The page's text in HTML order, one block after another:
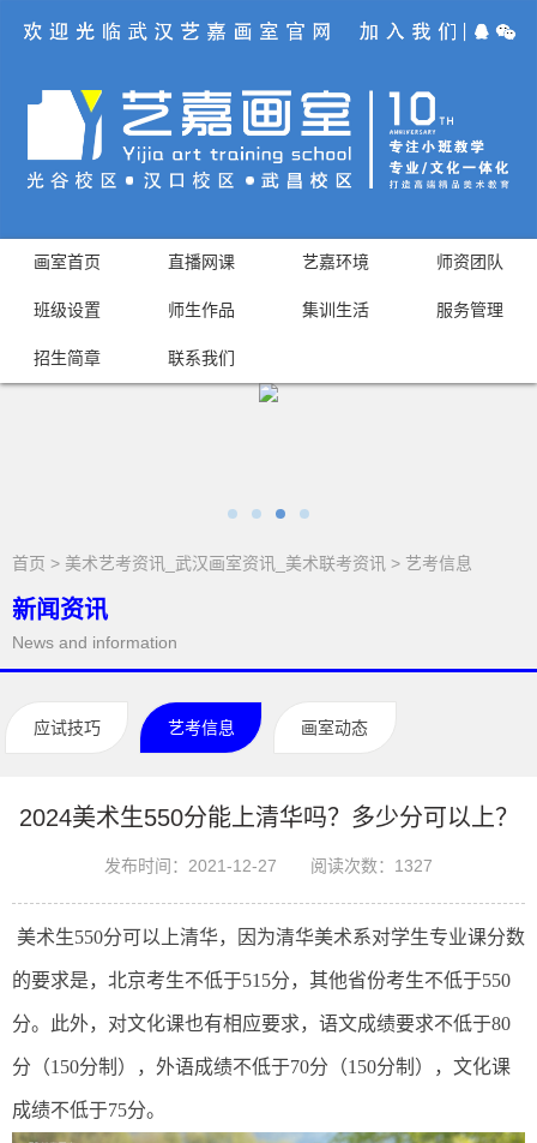
画室首页 直播网课 艺嘉环境 师资团队
班级设置 师生作品 集训生活 服务管理
招生简章 联系我们
首页 > 美术艺考资讯_武汉画室资讯_美术联考资讯 > 艺考信息
新闻资讯
News and information
应试技巧 艺考信息 画室动态
2024美术生550分能上清华吗？多少分可以上？
发布时间：2021-12-27 阅读次数： 1327
美术生550分可以上清华，因为清华美术系对学生专业课分数
的要求是，北京考生不低于515分，其他省份考生不低于550
分。此外，对文化课也有相应要求，语文成绩要求不低于80
分（150分制），外语成绩不低于70分（150分制），文化课
成绩不低于75分。